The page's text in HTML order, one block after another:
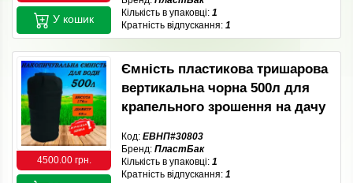
Кількість в упаковці: 1
Кратність відпускання: 1
У кошик
4500.00 грн.
Ємність пластикова тришарова
вертикальна чорна 500л для
крапельного зрошення на дачу
Код: ЕВНП#30803
Бренд: ПластБак
Кількість в упаковці: 1
Кратність відпускання: 1